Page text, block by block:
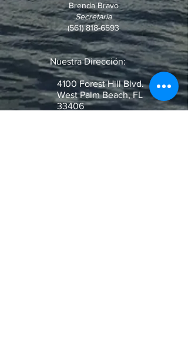
Brenda Bravo
Secretaria
(561) 818-6593
Nuestra Dirección:
4100 Forest Hill Blvd.
West Palm Beach, FL
33406